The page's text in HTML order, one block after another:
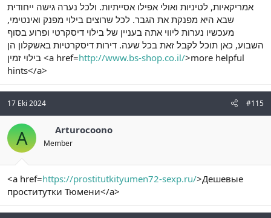
אמריקאיות, לטיניות ואולי אפילו אסייתיות. ולכל נערה גישה ייחודית
שבא היא מפנקת את הגבר. לכל שרוצים בילוי מפנק ואינטימי,
מעכשיו נערות ליווי אתה בעניין של בילוי דיסקרטי ופרוע בסוף
השבוע, כאן תוכל לקבל זאת בכל שעה. דירות דיסקרטיות באשקלון הן
בילוי זמין <a href=http://www.bs-shop.co.il/>more helpful
hints</a>
17 Eki 2024 #115
A Arturocoono
Member
<a href=https://prostitutkityumen72-sexp.ru/>Дешевые
проститутки Тюмени</a>